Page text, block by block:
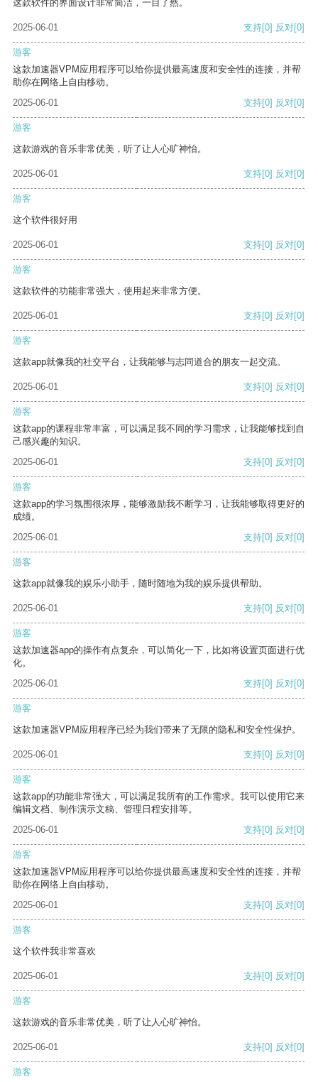
这款软件的界面设计非常简洁，一目了然。
2025-06-01 支持[0] 反对[0]
游客
这款加速器VPM应用程序可以给你提供最高速度和安全性的连接，并帮
助你在网络上自由移动。
2025-06-01
支持[0] 反对[0]
游客
这款游戏的音乐非常优美，听了让人心旷神怡。
2025-06-01 支持[0] 反对[0]
游客
这个软件很好用
2025-06-01 支持[0] 反对[0]
游客
这款软件的功能非常强大，使用起来非常方便。
2025-06-01 支持[0] 反对[0]
游客
这款app就像我的社交平台，让我能够与志同道合的朋友一起交流。
2025-06-01 支持[0] 反对[0]
游客
这款app的课程非常丰富，可以满足我不同的学习需求，让我能够找到自
己感兴趣的知识。
2025-06-01
支持[0] 反对[0]
游客
这款app的学习氛围很浓厚，能够激励我不断学习，让我能够取得更好的
成绩。
2025-06-01
支持[0] 反对[0]
游客
这款app就像我的娱乐小助手，随时随地为我的娱乐提供帮助。
2025-06-01 支持[0] 反对[0]
游客
这款加速器app的操作有点复杂，可以简化一下，比如将设置页面进行优
化。
2025-06-01
支持[0] 反对[0]
游客
这款加速器VPM应用程序已经为我们带来了无限的隐私和安全性保护。
2025-06-01 支持[0] 反对[0]
游客
这款app的功能非常强大，可以满足我所有的工作需求。我可以使用它来
编辑文档、制作演示文稿、管理日程安排等。
2025-06-01
支持[0] 反对[0]
游客
这款加速器VPM应用程序可以给你提供最高速度和安全性的连接，并帮
助你在网络上自由移动。
2025-06-01
支持[0] 反对[0]
游客
这个软件我非常喜欢
2025-06-01 支持[0] 反对[0]
游客
这款游戏的音乐非常优美，听了让人心旷神怡。
2025-06-01 支持[0] 反对[0]
游客